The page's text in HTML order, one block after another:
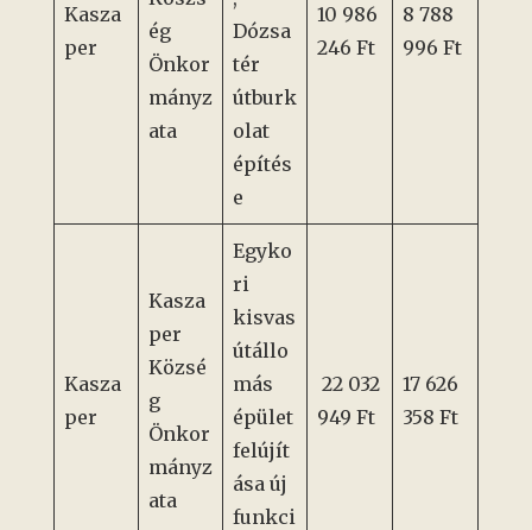
Kasza
per
ég
Önkor
mányz
ata
Dózsa
tér
útburk
olat
építés
e
10 986
246 Ft
8 788
996 Ft
Kasza
per
Kasza
per
Közsé
g
Önkor
mányz
ata
Egyko
ri
kisvas
útállo
más
épület
felújít
ása új
funkci
22 032
949 Ft
17 626
358 Ft